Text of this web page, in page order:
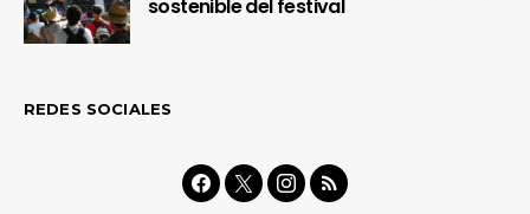
sostenible del festival
REDES SOCIALES